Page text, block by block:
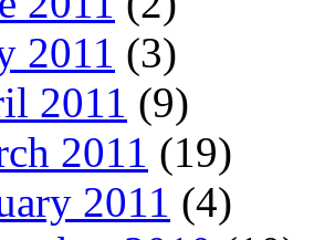
2011 (3)
2011 (9)
2011 (19)
2011 (4)